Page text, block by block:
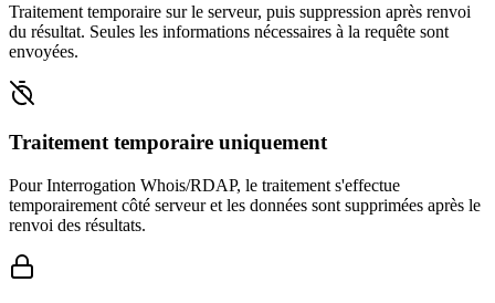
Traitement temporaire sur le serveur, puis suppression après renvoi
du résultat. Seules les informations nécessaires à la requête sont
envoyées.
Traitement temporaire uniquement
Pour Interrogation Whois/RDAP, le traitement s'effectue
temporairement côté serveur et les données sont supprimées après le
renvoi des résultats.